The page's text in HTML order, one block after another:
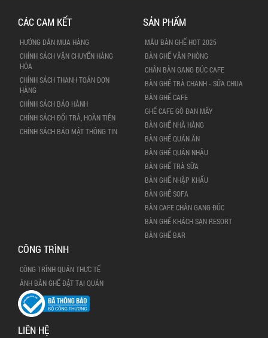
CÁC CAM KẾT
HƯỚNG DẪN MUA HÀNG
CHÍNH SÁCH VẬN CHUYỂN HÀNG
HÓA
CHÍNH SÁCH THANH TOÁN ĐƠN
HÀNG
CHÍNH SÁCH BẢO HÀNH
CHÍNH SÁCH ĐỔI TRẢ, HOÀN TIỀN
CHÍNH SÁCH BẢO MẬT THÔNG TIN
SẢN PHẨM
MẪU BÀN GHẾ HOT 2025
BÀN GHẾ VĂN PHÒNG
CHÂN BÀN GANG ĐÚC CAFE
BÀN GHẾ TRÀ CHANH - SỮA CHUA
BÀN GHẾ CAFE
GHẾ CAFE GỖ ĐAN MÂY
BÀN GHẾ NHÀ HÀNG
BÀN GHẾ QUÁN ĂN
BÀN GHẾ QUÁN NHẬU
BÀN GHẾ TRÀ SỮA
BÀN GHẾ NHẬP KHẨU
BÀN GHẾ SOFA
BÀN CAFE CHÂN GANG ĐÚC
BÀN GHẾ KHÁCH SẠN RESORT
BÀN GHẾ BAR
CÔNG TRÌNH
CÔNG TRÌNH QUÁN THỰC TẾ
ẢNH BÀN GHẾ ĐẶT TẠI QUÁN
LIÊN HỆ